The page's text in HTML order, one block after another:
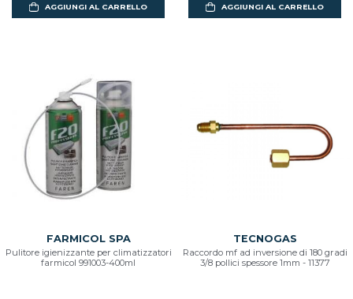
AGGIUNGI AL CARRELLO AGGIUNGI AL CARRELLO
FARMICOL SPA
Pulitore igienizzante per climatizzatori
farmicol 991003-400ml
TECNOGAS
Raccordo mf ad inversione di 180 gradi
3/8 pollici spessore 1mm - 11377